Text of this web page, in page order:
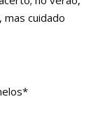
cuidado